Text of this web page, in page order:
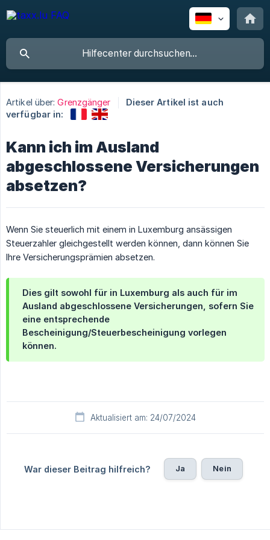
Artikel über: Grenzgänger
Dieser Artikel ist auch
verfügbar in:
Kann ich im Ausland
abgeschlossene Versicherungen
absetzen?
Wenn Sie steuerlich mit einem in Luxemburg ansässigen
Steuerzahler gleichgestellt werden können, dann können Sie
Ihre Versicherungsprämien absetzen.
Dies gilt sowohl für in Luxemburg als auch für im
Ausland abgeschlossene Versicherungen, sofern Sie
eine entsprechende
Bescheinigung/Steuerbescheinigung vorlegen
können.
Aktualisiert am: 24/07/2024
War dieser Beitrag hilfreich? Ja Nein